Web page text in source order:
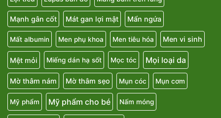
Mạnh gân cốt Mát gan lợi mật Mẩn ngứa
Mất albumin Men phụ khoa Men tiêu hóa Men vi sinh
Mệt mỏi Miếng dán hạ sốt Mọc tóc Mọi loại da
Mờ thâm nám Mờ thâm sẹo Mụn cóc Mụn cơm
Mỹ phẩm Mỹ phẩm cho bé Nấm móng